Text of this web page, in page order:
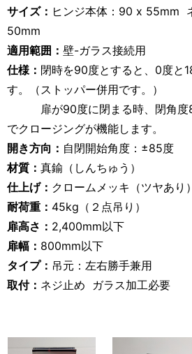
サイズ： ヒンジ本体：90 x 55mm
50mm
適用範囲： 壁-ガラス接続用
仕様： 閉時を90度とすると、0度と
す。（ストッパー併用です。）
扉が90度に閉まる時、閉角度85
でクロージングが機能します。
開き方向： 自閉開始角度：±85度
材質： 真鍮（しんちゅう）
仕上げ： クロームメッキ（ツヤあり）
耐荷重： 45kg（２点吊り）
扉高さ： 2,400mm以下
扉幅： 800mm以下
タイプ： 吊元：左右勝手兼用
取付： ネジ止め ガラス加工必要